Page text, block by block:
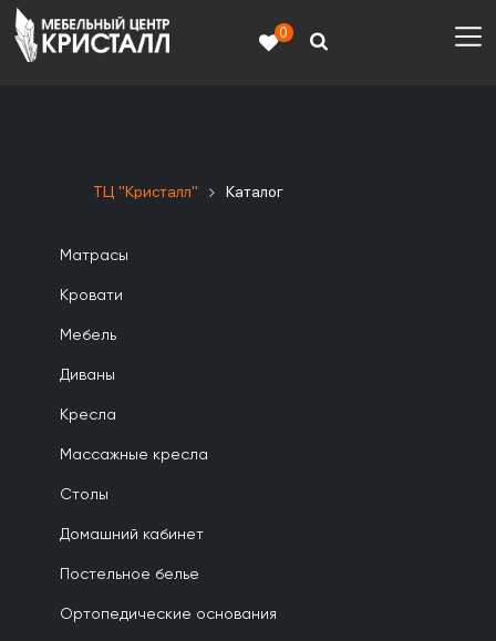
0
ТЦ "Кристалл" Каталог
Матрасы
Кровати
Мебель
Диваны
Кресла
Массажные кресла
Столы
Домашний кабинет
Постельное белье
Ортопедические основания